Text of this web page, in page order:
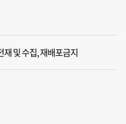
및 수집, 재배포금지